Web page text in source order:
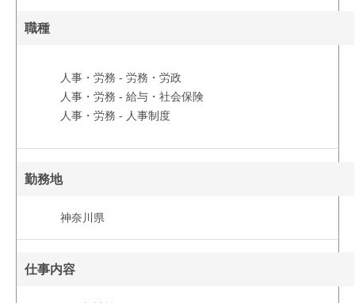
職種
人事・労務 - 労務・労政
人事・労務 - 給与・社会保険
人事・労務 - 人事制度
勤務地
神奈川県
仕事内容